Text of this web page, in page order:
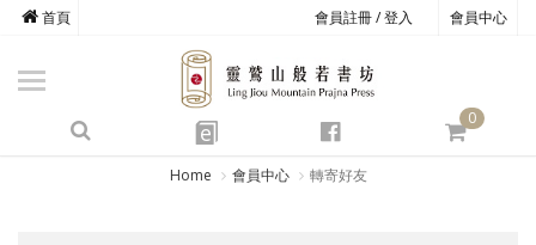
會員註冊 / 登入 會員中心
首頁
e
0
商品總覽
心道書庫
靈鷲叢書
Home 會員中心 轉寄好友